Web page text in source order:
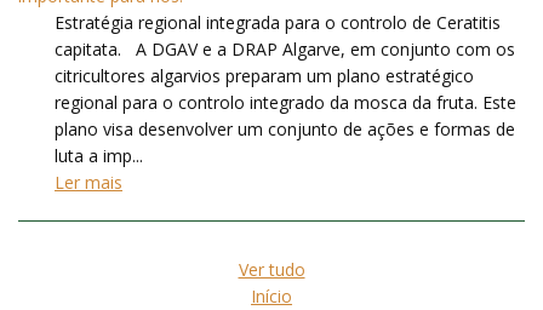
Estratégia regional integrada para o controlo de Ceratitis
capitata. A DGAV e a DRAP Algarve, em conjunto com os
citricultores algarvios preparam um plano estratégico
regional para o controlo integrado da mosca da fruta. Este
plano visa desenvolver um conjunto de ações e formas de
luta a imp...
Ler mais
Ver tudo
Início